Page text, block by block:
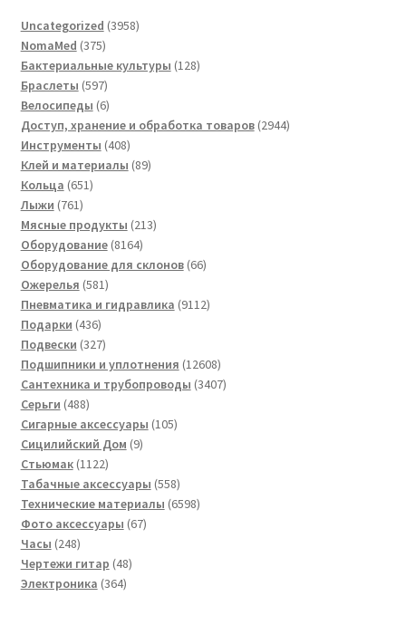
Uncategorized 39583958
NomaMed 375375
товаров
Бактериальные культуры 128128
Браслеты 597597
товаров
Велосипеды 66
товаров
Доступ, хранение и обработка товаров 29442944
Инструменты 408408
товаров
Клей и материалы 8989
Кольца 651651
Лыжи 761761
товар
Мясные продукты 213213
Оборудование 81648164
товара
Оборудование для склонов 6666
Ожерелья 581581
товар
Пневматика и гидравлика 91129112
Подарки 436436
товаров
Подвески 327327
товаров
Подшипники и уплотнения 1260812608
товаров
Сантехника и трубопроводы 34073407
Серьги 488488
товаров
Сигарные аксессуары 105105
Сицилийский Дом 99
Стьюмак 11221122
товара
Табачные аксессуары 558558
товаров
Технические материалы 65986598
Фото аксессуары 6767
Часы 248248
товаров
Чертежи гитар 4848
Электроника 364364